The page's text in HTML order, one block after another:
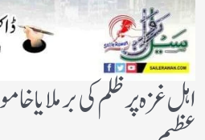
اہل غزہ پر ظلم کی برملا